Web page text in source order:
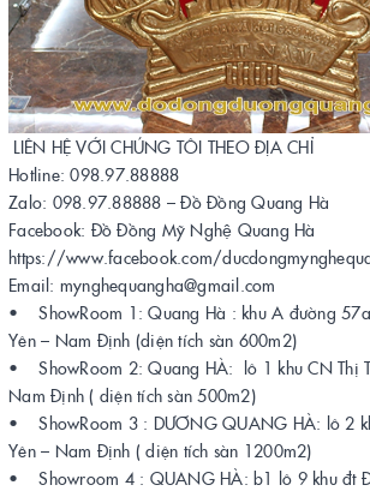
LIÊN HỆ VỚI CHÚNG TÔI THEO ĐỊA CHỈ
Hotline: 098.97.88888
Zalo: 098.97.88888 – Đồ Đồng Quang Hà
Facebook: Đồ Đồng Mỹ Nghệ Quang Hà
https://www.facebook.com/
Email: mynghequangha@gmail.com
• ShowRoom 1: Quang Hà : khu A đường 57a
Yên – Nam Định (diện tích sàn 600m2)
• ShowRoom 2: Quang HÀ: lô 1 khu CN Thị
Nam Định ( diện tích sàn 500m2)
• ShowRoom 3 : DƯƠNG QUANG HÀ: lô 2
Yên – Nam Định ( diện tích sàn 1200m2)
• Showroom 4 : QUANG HÀ: b1 lô 9 khu đt